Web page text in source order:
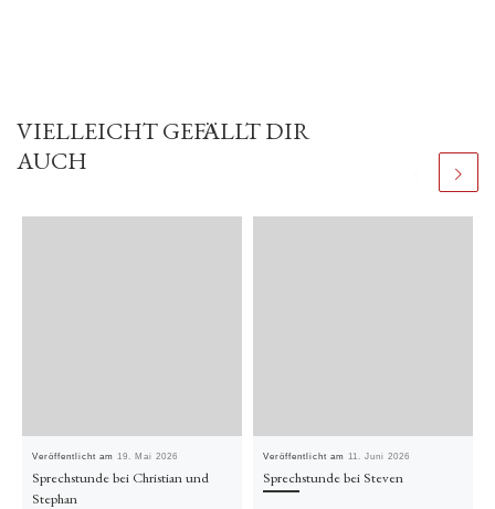
VIELLEICHT GEFÄLLT DIR
AUCH
Veröffentlicht am 19. Mai 2026
Sprechstunde bei Christian und
Stephan
Veröffentlicht am 11. Juni 2026
Sprechstunde bei Steven